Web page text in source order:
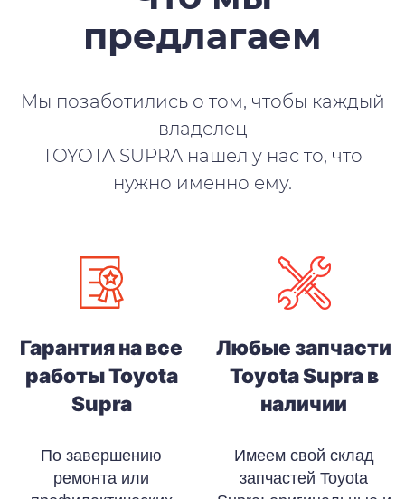
предлагаем
Мы позаботились о том, чтобы каждый
владелец
TOYOTA SUPRA нашел у нас то, что
нужно именно ему.
Гарантия на все
работы Toyota
Supra
По завершению
ремонта или
Любые запчасти
Toyota Supra в
наличии
Имеем свой склад
запчастей Toyota